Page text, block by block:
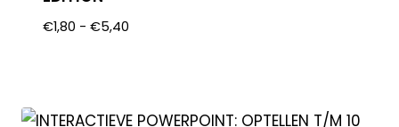
€1,80 - €5,40